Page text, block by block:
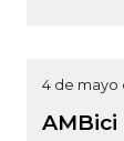
4 de mayo
AMBici